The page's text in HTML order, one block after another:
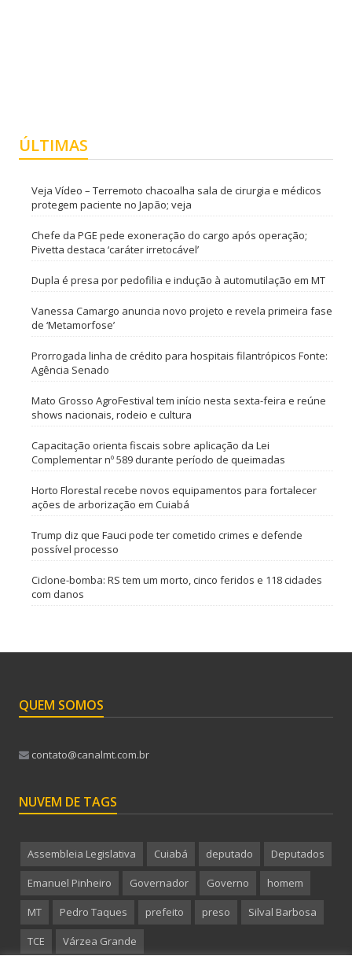
ÚLTIMAS
Veja Vídeo – Terremoto chacoalha sala de cirurgia e médicos
protegem paciente no Japão; veja
Chefe da PGE pede exoneração do cargo após operação;
Pivetta destaca ‘caráter irretocável’
Dupla é presa por pedofilia e indução à automutilação em MT
Vanessa Camargo anuncia novo projeto e revela primeira fase
de ‘Metamorfose’
Prorrogada linha de crédito para hospitais filantrópicos Fonte:
Agência Senado
Mato Grosso AgroFestival tem início nesta sexta-feira e reúne
shows nacionais, rodeio e cultura
Capacitação orienta fiscais sobre aplicação da Lei
Complementar nº 589 durante período de queimadas
Horto Florestal recebe novos equipamentos para fortalecer
ações de arborização em Cuiabá
Trump diz que Fauci pode ter cometido crimes e defende
possível processo
Ciclone-bomba: RS tem um morto, cinco feridos e 118 cidades
com danos
QUEM SOMOS
contato@canalmt.com.br
NUVEM DE TAGS
Assembleia Legislativa Cuiabá deputado Deputados
Emanuel Pinheiro Governador Governo homem
MT Pedro Taques prefeito preso Silval Barbosa
TCE Várzea Grande